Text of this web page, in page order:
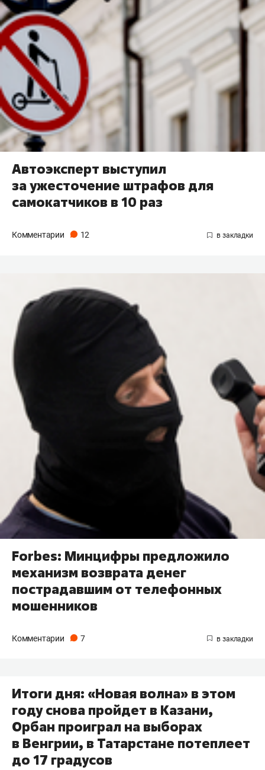
Автоэксперт выступил
за ужесточение штрафов для
самокатчиков в 10 раз
Комментарии 12
Forbes: Минцифры предложило
механизм возврата денег
пострадавшим от телефонных
мошенников
Комментарии 7
Итоги дня: «Новая волна» в этом
году снова пройдет в Казани,
Орбан проиграл на выборах
в Венгрии, в Татарстане потеплеет
до 17 градусов